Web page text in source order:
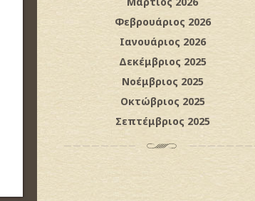
Φεβρουάριος 2026
Ιανουάριος 2026
Δεκέμβριος 2025
Νοέμβριος 2025
Οκτώβριος 2025
Σεπτέμβριος 2025